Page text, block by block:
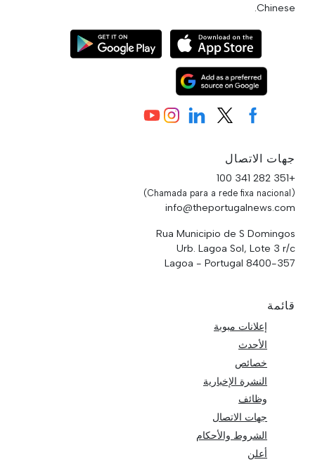
Chinese.
جهات الاتصال
+351 282 341 100
(Chamada para a rede fixa nacional)
info@theportugalnews.com
Rua Municipio de S Domingos
Urb. Lagoa Sol, Lote 3 r/c
8400-357 Lagoa - Portugal
قائمة
إعلانات مبوبة
الأحدث
خصائص
النشرة الإخبارية
وظائف
جهات الاتصال
الشروط والأحكام
أعلن